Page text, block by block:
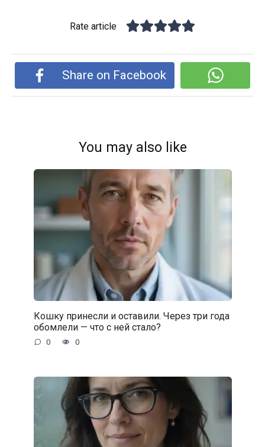
Rate article
Share on Facebook
You may also like
Кошку принесли и оставили. Через три года
обомлели — что с ней стало?
0 0